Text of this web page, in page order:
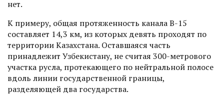
нет.
К примеру, общая протяженность канала В-15
составляет 14,3 км, из которых девять проходят по
территории Казахстана. Оставшаяся часть
принадлежит Узбекистану, не считая 300-метрового
участка русла, протекающего по нейтральной полосе
вдоль линии государственной границы,
разделяющей два государства.